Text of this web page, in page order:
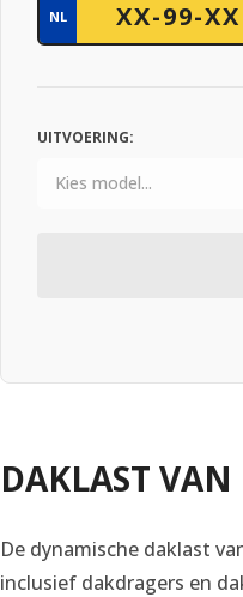
NL
UITVOERING:
DAKLAST
De dynamische daklast
inclusief dakdragers en